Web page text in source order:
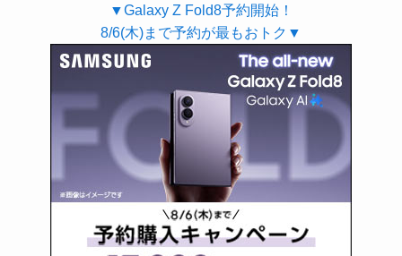
▼Galaxy Z Fold8予約開始！
8/6(木)まで予約が最もおトク▼